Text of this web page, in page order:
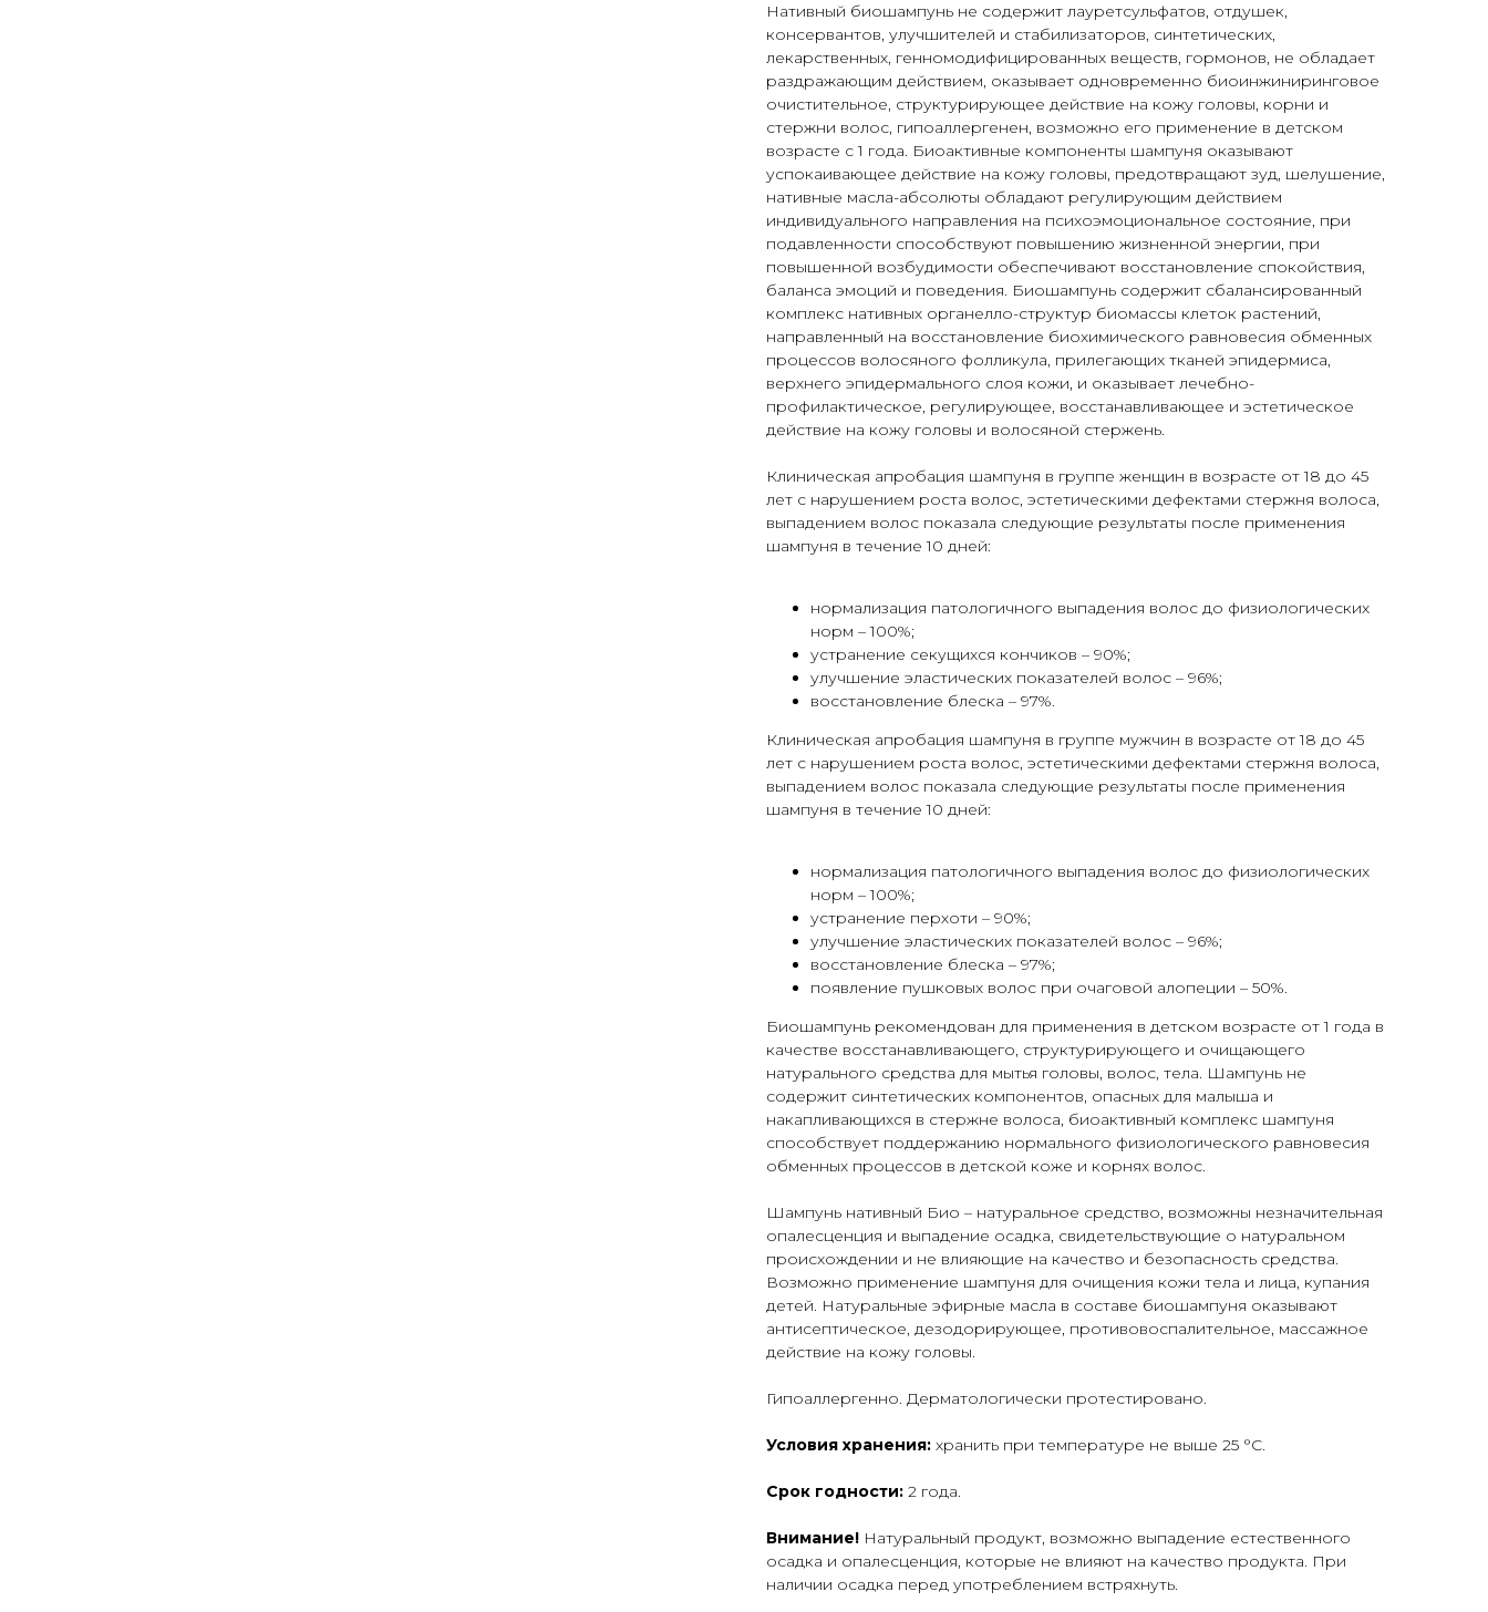
Нативный биошампунь не содержит лауретсульфатов, отдушек,
консервантов, улучшителей и стабилизаторов, синтетических,
лекарственных, генномодифицированных веществ, гормонов, не обладает
раздражающим действием, оказывает одновременно биоинжиниринговое
очистительное, структурирующее действие на кожу головы, корни и
стержни волос, гипоаллергенен, возможно его применение в детском
возрасте с 1 года. Биоактивные компоненты шампуня оказывают
успокаивающее действие на кожу головы, предотвращают зуд, шелушение,
нативные масла-абсолюты обладают регулирующим действием
индивидуального направления на психоэмоциональное состояние, при
подавленности способствуют повышению жизненной энергии, при
повышенной возбудимости обеспечивают восстановление спокойствия,
баланса эмоций и поведения. Биошампунь содержит сбалансированный
комплекс нативных органелло-структур биомассы клеток растений,
направленный на восстановление биохимического равновесия обменных
процессов волосяного фолликула, прилегающих тканей эпидермиса,
верхнего эпидермального слоя кожи, и оказывает лечебно-
профилактическое, регулирующее, восстанавливающее и эстетическое
действие на кожу головы и волосяной стержень.
Клиническая апробация шампуня в группе женщин в возрасте от 18 до 45
лет с нарушением роста волос, эстетическими дефектами стержня волоса,
выпадением волос показала следующие результаты после применения
шампуня в течение 10 дней:
нормализация патологичного выпадения волос до физиологических
норм – 100%;
устранение секущихся кончиков – 90%;
улучшение эластических показателей волос – 96%;
восстановление блеска – 97%.
Клиническая апробация шампуня в группе мужчин в возрасте от 18 до 45
лет с нарушением роста волос, эстетическими дефектами стержня волоса,
выпадением волос показала следующие результаты после применения
шампуня в течение 10 дней:
нормализация патологичного выпадения волос до физиологических
норм – 100%;
устранение перхоти – 90%;
улучшение эластических показателей волос – 96%;
восстановление блеска – 97%;
появление пушковых волос при очаговой алопеции – 50%.
Биошампунь рекомендован для применения в детском возрасте от 1 года в
качестве восстанавливающего, структурирующего и очищающего
натурального средства для мытья головы, волос, тела. Шампунь не
содержит синтетических компонентов, опасных для малыша и
накапливающихся в стержне волоса, биоактивный комплекс шампуня
способствует поддержанию нормального физиологического равновесия
обменных процессов в детской коже и корнях волос.
Шампунь нативный Био – натуральное средство, возможны незначительная
опалесценция и выпадение осадка, свидетельствующие о натуральном
происхождении и не влияющие на качество и безопасность средства.
Возможно применение шампуня для очищения кожи тела и лица, купания
детей. Натуральные эфирные масла в составе биошампуня оказывают
антисептическое, дезодорирующее, противовоспалительное, массажное
действие на кожу головы.
Гипоаллергенно. Дерматологически протестировано.
Условия хранения: хранить при температуре не выше 25 °С.
Срок годности: 2 года.
Внимание! Натуральный продукт, возможно выпадение естественного
осадка и опалесценция, которые не влияют на качество продукта. При
наличии осадка перед употреблением встряхнуть.